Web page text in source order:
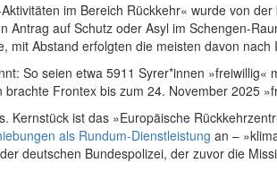
im Bereich Rückkehr« wurde von
Antrag auf Schutz oder Asyl im Schengen-
mit Abstand erfolgten die meisten davon
So seien etwa 5911 Syrer*innen
Frontex bis zum 24. November 2025
Kernstück ist das »Europäische
als Rundum-Dienstleistung an –
deutschen Bundespolizei, der zuvor die